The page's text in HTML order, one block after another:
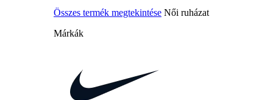
Összes termék megtekintése Női ruházat
Márkák